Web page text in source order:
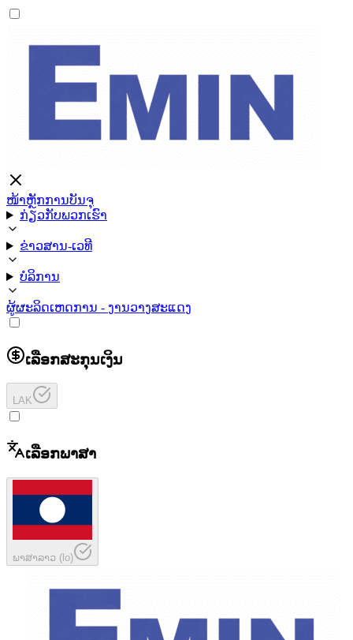
ໜ້າຫຼັກການບັນຈຸ
ກ່ຽວກັບພວກເຮົາ
ຂ່າວສານ-ເວທີ
ບໍລິການ
ຜູ້ຜະລິດເຫດການ - ງານວາງສະແດງ
ເລືອກສະກຸນເງິນ
LAK
ເລືອກພາສາ
ພາສາລາວ (lo)